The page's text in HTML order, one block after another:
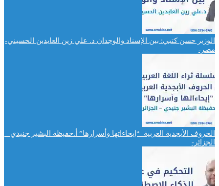
الوزير حسن كتبي: بين الإسناد والوجدان د. علي زين العابدين الحسيني-
مصر-
الحروف الأبجدية العربية “إيحاءاتها وأسرارها” أ.حفيظة البشير جنيدي –
الجزائر-